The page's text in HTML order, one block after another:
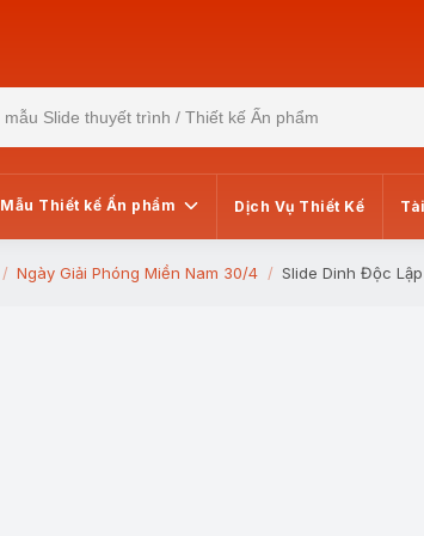
Mẫu Thiết kế Ấn phẩm Dịch Vụ Thiết Kế
Ngày Giải Phóng Miền Nam 30/4 Slide Dinh Độc Lập